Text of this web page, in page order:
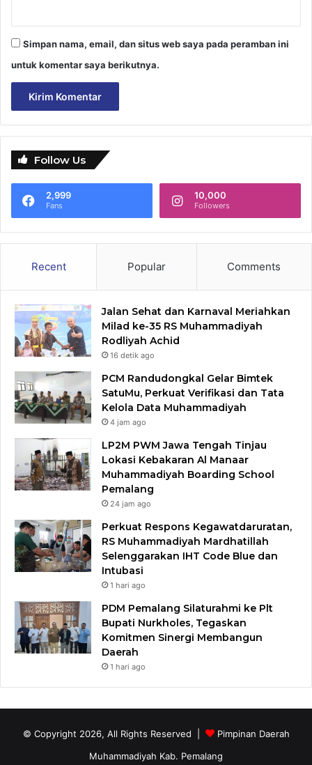
Simpan nama, email, dan situs web saya pada peramban ini
untuk komentar saya berikutnya.
Follow Us
2,999
Fans
10,000
Followers
Recent Popular Comments
Jalan Sehat dan Karnaval Meriahkan
Milad ke-35 RS Muhammadiyah
Rodliyah Achid
16 detik ago
PCM Randudongkal Gelar Bimtek
SatuMu, Perkuat Verifikasi dan Tata
Kelola Data Muhammadiyah
4 jam ago
LP2M PWM Jawa Tengah Tinjau
Lokasi Kebakaran Al Manaar
Muhammadiyah Boarding School
Pemalang
24 jam ago
Perkuat Respons Kegawatdaruratan,
RS Muhammadiyah Mardhatillah
Selenggarakan IHT Code Blue dan
Intubasi
1 hari ago
PDM Pemalang Silaturahmi ke Plt
Bupati Nurkholes, Tegaskan
Komitmen Sinergi Membangun
Daerah
1 hari ago
© Copyright 2026, All Rights Reserved |
Pimpinan Daerah
Muhammadiyah Kab. Pemalang